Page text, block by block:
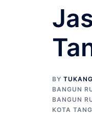
BY TUKANG
BANGUN
BANGUN
KOTA